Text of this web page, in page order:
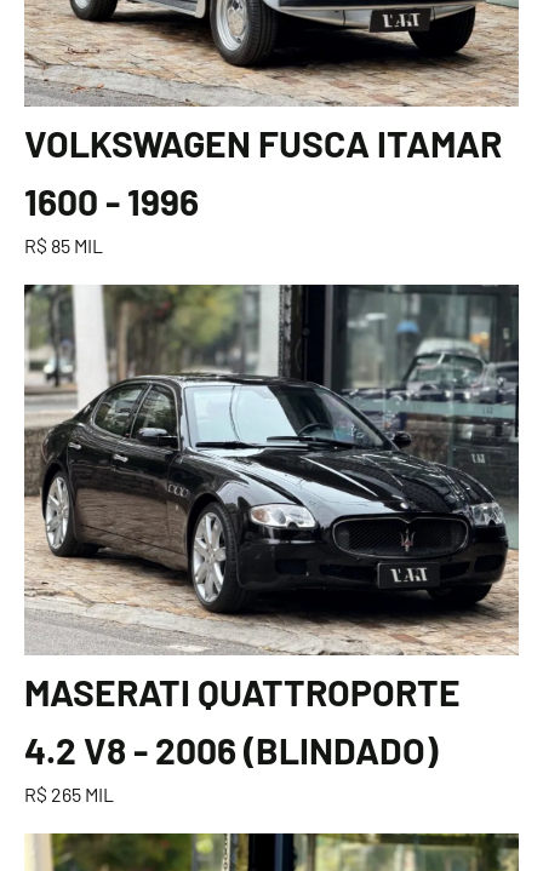
VOLKSWAGEN FUSCA ITAMAR
1600 - 1996
R$ 85 MIL
MASERATI QUATTROPORTE
4.2 V8 - 2006 (BLINDADO)
R$ 265 MIL